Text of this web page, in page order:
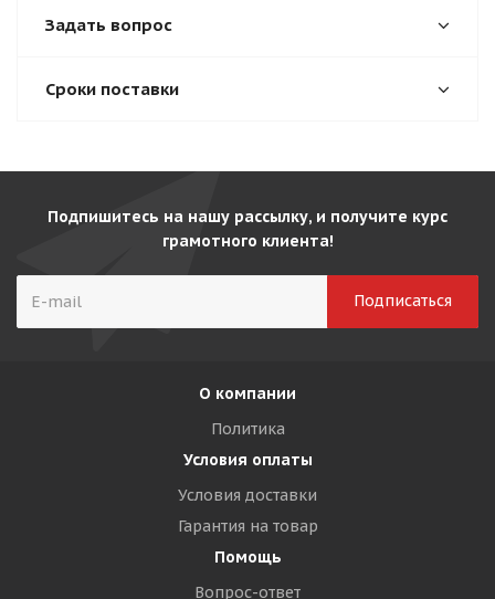
Задать вопрос
Сроки поставки
Подпишитесь на нашу рассылку, и получите курс
грамотного клиента!
О компании
Политика
Условия оплаты
Условия доставки
Гарантия на товар
Помощь
Вопрос-ответ